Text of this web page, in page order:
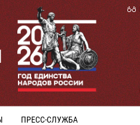
ПРЕСС-СЛУЖБА